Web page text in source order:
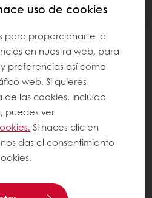
uso de cookies
para proporcionarte la
en nuestra web, para
preferencias así como
web. Si quieres
las cookies, incluído
puedes ver
Si haces clic en
das el consentimiento